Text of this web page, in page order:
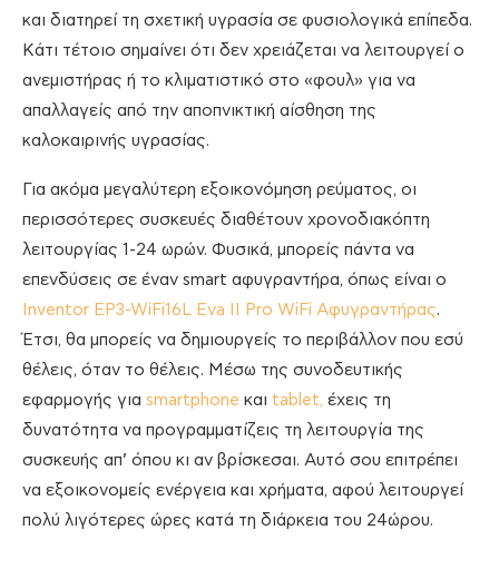
και διατηρεί τη σχετική υγρασία σε φυσιολογικά επίπεδα.
Κάτι τέτοιο σημαίνει ότι δεν χρειάζεται να λειτουργεί ο
ανεμιστήρας ή το κλιματιστικό στο «φουλ» για να
απαλλαγείς από την αποπνικτική αίσθηση της
καλοκαιρινής υγρασίας.
Για ακόμα μεγαλύτερη εξοικονόμηση ρεύματος, οι
περισσότερες συσκευές διαθέτουν χρονοδιακόπτη
λειτουργίας 1-24 ωρών. Φυσικά, μπορείς πάντα να
επενδύσεις σε έναν smart αφυγραντήρα, όπως είναι ο
Inventor EP3-WiFi16L Eva II Pro WiFi Αφυγραντήρας.
Έτσι, θα μπορείς να δημιουργείς το περιβάλλον που εσύ
θέλεις, όταν το θέλεις. Μέσω της συνοδευτικής
εφαρμογής για smartphone και tablet, έχεις τη
δυνατότητα να προγραμματίζεις τη λειτουργία της
συσκευής απ’ όπου κι αν βρίσκεσαι. Αυτό σου επιτρέπει
να εξοικονομείς ενέργεια και χρήματα, αφού λειτουργεί
πολύ λιγότερες ώρες κατά τη διάρκεια του 24ώρου.